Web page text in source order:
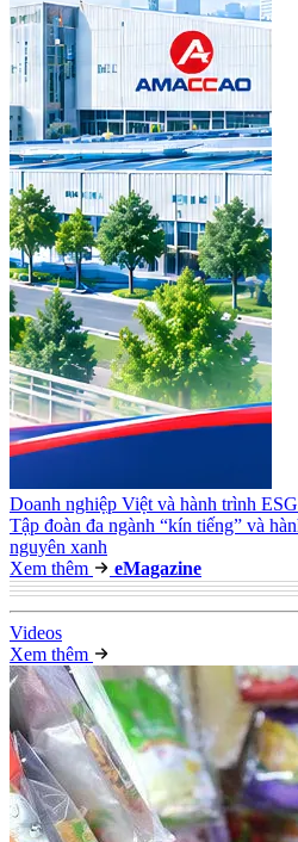
Doanh nghiệp Việt và hành trình
Tập đoàn đa ngành “kín tiếng” và
nguyên xanh
Xem thêm
eMagazine
Videos
Xem thêm